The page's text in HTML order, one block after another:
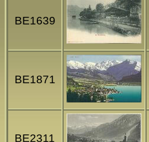
BE1639
BE1871
BE2311